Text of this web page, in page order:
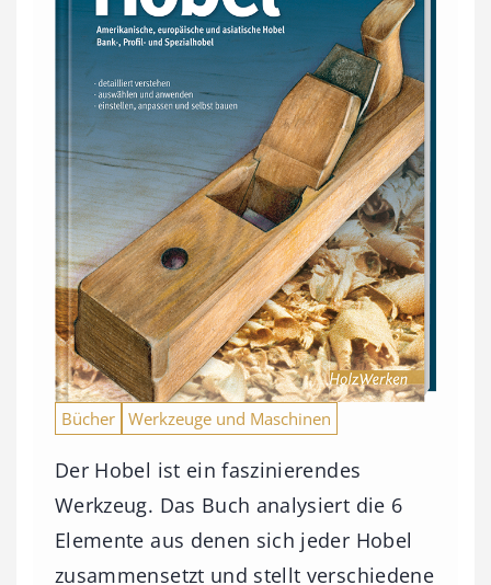
Bücher Werkzeuge und Maschinen
Der Hobel ist ein faszinierendes
Werkzeug. Das Buch analysiert die 6
Elemente aus denen sich jeder Hobel
zusammensetzt und stellt verschiedene